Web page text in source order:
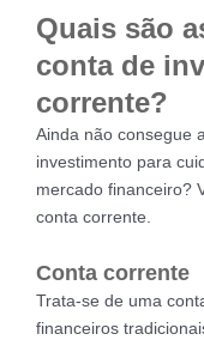
Quais são
conta de
corrente?
Ainda não consegue
investimento para
mercado financeiro?
conta corrente.
Conta corrente
Trata-se de uma
financeiros